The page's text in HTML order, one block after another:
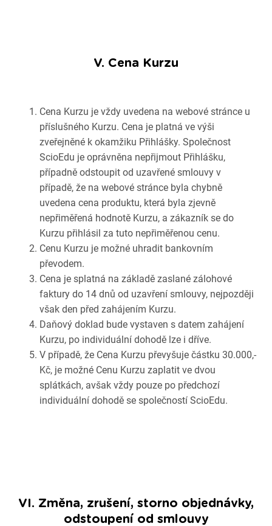
V. Cena Kurzu
Cena Kurzu je vždy uvedena na webové stránce u
příslušného Kurzu. Cena je platná ve výši
zveřejněné k okamžiku Přihlášky. Společnost
ScioEdu je oprávněna nepřijmout Přihlášku,
případně odstoupit od uzavřené smlouvy v
případě, že na webové stránce byla chybně
uvedena cena produktu, která byla zjevně
nepřiměřená hodnotě Kurzu, a zákazník se do
Kurzu přihlásil za tuto nepřiměřenou cenu.
Cenu Kurzu je možné uhradit bankovním
převodem.
Cena je splatná na základě zaslané zálohové
faktury do 14 dnů od uzavření smlouvy, nejpozději
však den před zahájením Kurzu.
Daňový doklad bude vystaven s datem zahájení
Kurzu, po individuální dohodě lze i dříve.
V případě, že Cena Kurzu převyšuje částku 30.000,-
Kč, je možné Cenu Kurzu zaplatit ve dvou
splátkách, avšak vždy pouze po předchozí
individuální dohodě se společností ScioEdu.
VI. Změna, zrušení, storno objednávky,
odstoupení od smlouvy